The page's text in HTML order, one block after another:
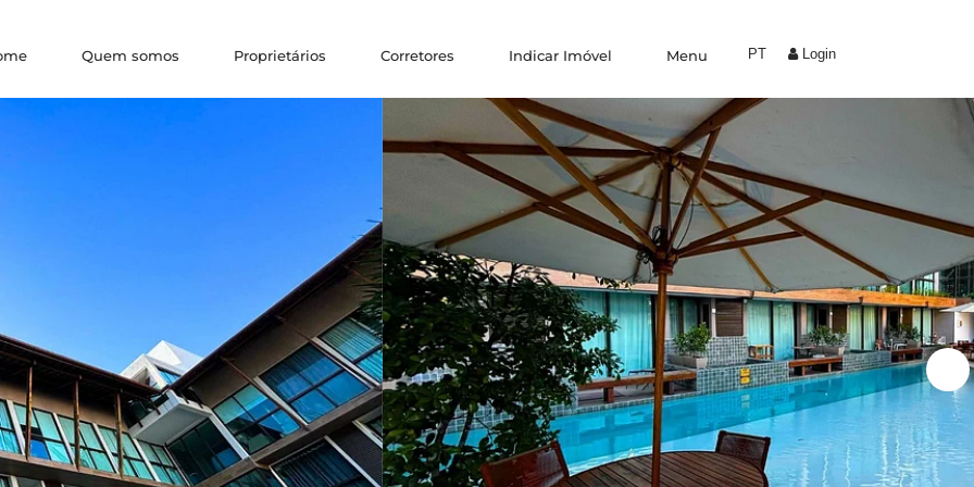
PT Login
Quem somos Proprietários Corretores Indicar Imóvel Menu
Experiências
Trabalhe Conosco
Condomínio by Yolo
Coliving
Indique um amigo
Área do proprietário
Fale conosco